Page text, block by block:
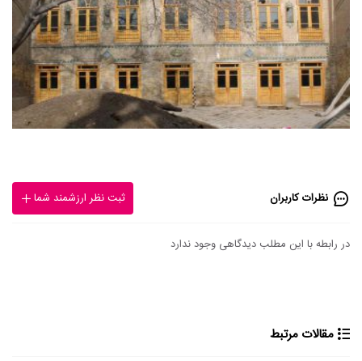
نظرات کاربران ثبت نظر ارزشمند شما
در رابطه با این مطلب دیدگاهی وجود ندارد
مقالات مرتبط